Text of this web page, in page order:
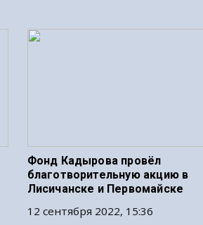
Фонд Кадырова провёл
благотворительную акцию в
Лисичанске и Первомайске
12 сентября 2022, 15:36